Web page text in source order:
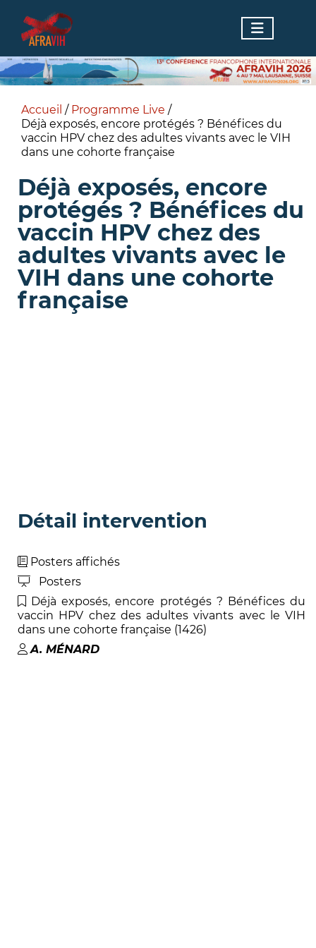
Accueil / Programme Live /
Déjà exposés, encore protégés ? Bénéfices du
vaccin HPV chez des adultes vivants avec le VIH
dans une cohorte française
Déjà exposés, encore
protégés ? Bénéfices du
vaccin HPV chez des
adultes vivants avec le
VIH dans une cohorte
française
Détail intervention
Posters affichés
Posters
Déjà exposés, encore protégés ? Bénéfices du
vaccin HPV chez des adultes vivants avec le VIH
dans une cohorte française (1426)
A. MÉNARD